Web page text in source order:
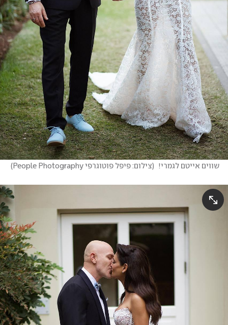
שווים אייטם לגמרי! (צילום: ‎פיפל פוטוגרפי People Photography )